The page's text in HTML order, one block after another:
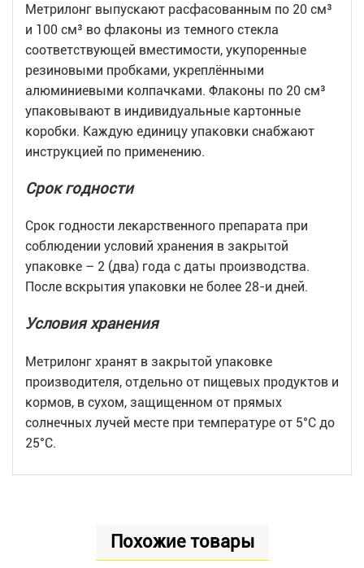
Метрилонг выпускают расфасованным по 20 см³
и 100 см³ во флаконы из темного стекла
соответствующей вместимости, укупоренные
резиновыми пробками, укреплёнными
алюминиевыми колпачками. Флаконы по 20 см³
упаковывают в индивидуальные картонные
коробки. Каждую единицу упаковки снабжают
инструкцией по применению.
Срок годности
Срок годности лекарственного препарата при
соблюдении условий хранения в закрытой
упаковке – 2 (два) года с даты производства.
После вскрытия упаковки не более 28-и дней.
Условия хранения
Метрилонг хранят в закрытой упаковке
производителя, отдельно от пищевых продуктов и
кормов, в сухом, защищенном от прямых
солнечных лучей месте при температуре от 5°С до
25°С.
Похожие товары